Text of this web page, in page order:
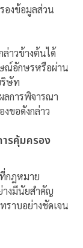
องข้อมูลส่วน
าวข้างต้นได้
ณ์อักษรหรือผ่าน
ริษัท
การพิจารณา
ขอดังกล่าว
รคุ้มครอง
กฎหมาย
างมีนัยสำคัญ
ราบอย่างชัดเจน